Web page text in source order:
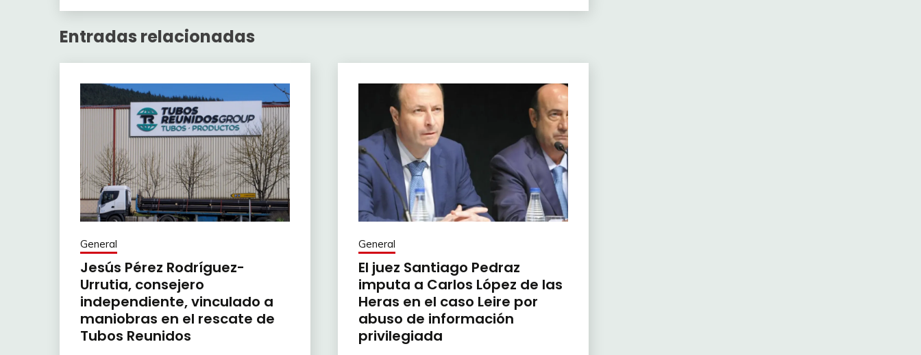
Entradas relacionadas
General
Jesús Pérez Rodríguez-
Urrutia, consejero
independiente, vinculado a
maniobras en el rescate de
Tubos Reunidos
General
El juez Santiago Pedraz
imputa a Carlos López de las
Heras en el caso Leire por
abuso de información
privilegiada